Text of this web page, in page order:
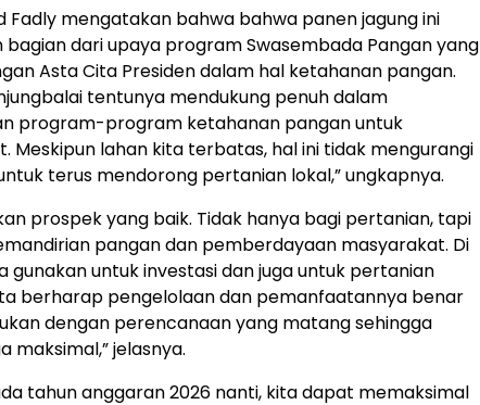
Fadly mengatakan bahwa bahwa panen jagung ini
dari upaya program Swasembada Pangan yang
Asta Cita Presiden dalam hal ketahanan pangan.
tentunya mendukung penuh dalam
program-program ketahanan pangan untuk
Meskipun lahan kita terbatas, hal ini tidak mengurangi
terus mendorong pertanian lokal,” ungkapnya.
prospek yang baik. Tidak hanya bagi pertanian, tapi
pangan dan pemberdayaan masyarakat. Di
gunakan untuk investasi dan juga untuk pertanian
berharap pengelolaan dan pemanfaatannya benar
dengan perencanaan yang matang sehingga
maksimal,” jelasnya.
tahun anggaran 2026 nanti, kita dapat memaksimal